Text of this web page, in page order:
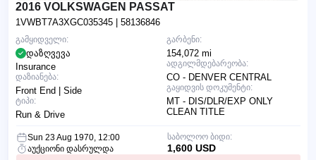
2016 VOLKSWAGEN PASSAT
1VWBT7A3XGC035345 | 58136846
გარბენი:
154,072 mi
ადგილმდებარეობა:
CO - DENVER CENTRAL
გაყიდვის დოკუმენტი:
MT - DIS/DLR/EXP ONLY
CLEAN TITLE
გამყიდველი:
დაზღვევა
Insurance
დაზიანება:
Front End | Side
ტიპი:
Run & Drive
Sun 23 Aug 1970, 12:00
აუქციონი დასრულდა
საბოლოო ბიდი:
1,600 USD